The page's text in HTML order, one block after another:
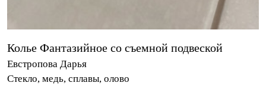
Колье Фантазийное со съемной подвеской
Евстропова Дарья
Стекло, медь, сплавы, олово